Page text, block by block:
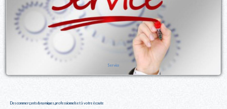
Service
Des commerçants dynamiques, professionnels et à votre écoute